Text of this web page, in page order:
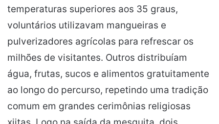
temperaturas superiores aos 35 graus,
voluntários utilizavam mangueiras e
pulverizadores agrícolas para refrescar os
milhões de visitantes. Outros distribuíam
água, frutas, sucos e alimentos gratuitamente
ao longo do percurso, repetindo uma tradição
comum em grandes cerimônias religiosas